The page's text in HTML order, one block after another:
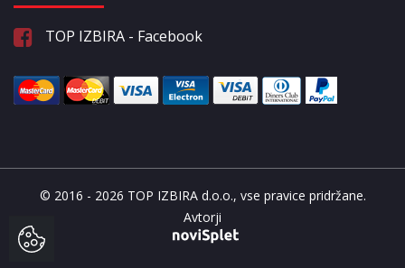
TOP IZBIRA - Facebook
© 2016 - 2026 TOP IZBIRA d.o.o., vse pravice pridržane.
Avtorji